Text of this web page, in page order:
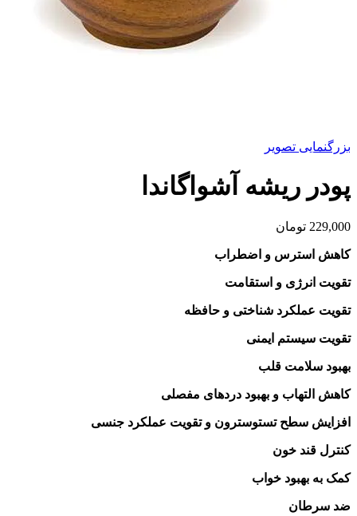
بزرگنمایی تصویر
پودر ریشه آشواگاندا
229,000 تومان
کاهش استرس و اضطراب
تقویت انرژی و استقامت
تقویت عملکرد شناختی و حافظه
تقویت سیستم ایمنی
بهبود سلامت قلب
کاهش التهاب و بهبود دردهای مفصلی
افزایش سطح تستوسترون و تقویت عملکرد جنسی
کنترل قند خون
کمک به بهبود خواب
ضد سرطان